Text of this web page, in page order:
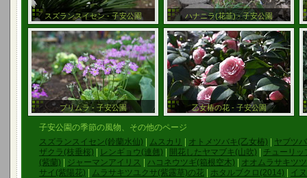
スズランスイセン - 子安公園 ハナニラ(花韮) - 子安公園
プリムラ - 子安公園 乙女椿の花 - 子安公園
子安公園の季節の風物、その他のページ
スズランスイセン(鈴蘭水仙)
ムスカリ オトメツバキ(乙女椿)
ヤブツ
ザクラ(枝垂桜)
レンギョウ(連翹) 開花したヤマブキ(山吹)
チューリッ
(紫蘭)
ジャーマンアイリス ハコネウツギ(箱根空木)
オオムラサキツ
サイ(紫陽花)
ムラサキツユクサ(紫露草)の花 ホタルブクロ(2014)
イ